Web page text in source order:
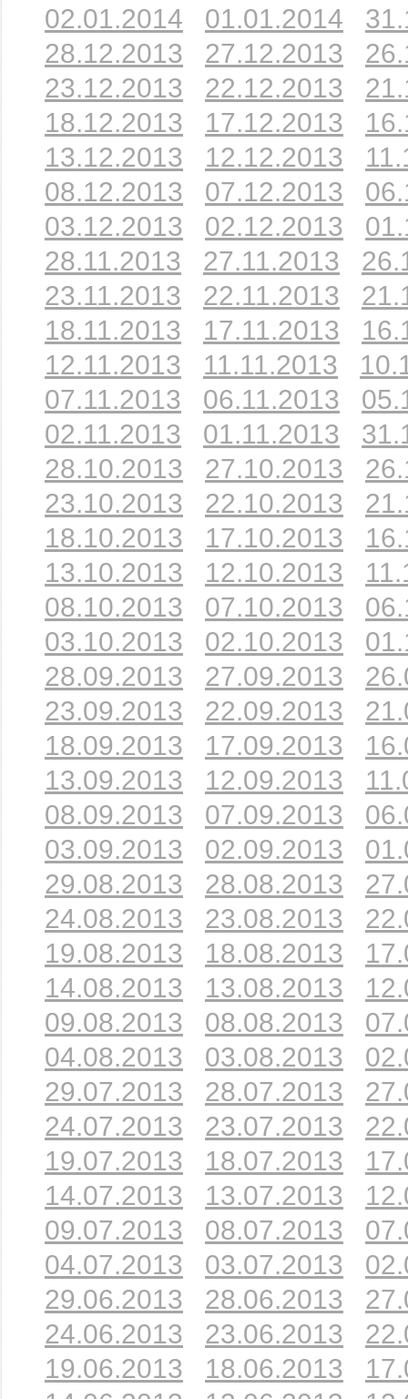
02.01.2014
01.01.2014
28.12.2013
27.12.2013
23.12.2013
22.12.2013
18.12.2013
17.12.2013
13.12.2013
12.12.2013
08.12.2013
07.12.2013
03.12.2013
02.12.2013
28.11.2013
27.11.2013
23.11.2013
22.11.2013
18.11.2013
17.11.2013
12.11.2013
11.11.2013
07.11.2013
06.11.2013
02.11.2013
01.11.2013
28.10.2013
27.10.2013
23.10.2013
22.10.2013
18.10.2013
17.10.2013
13.10.2013
12.10.2013
08.10.2013
07.10.2013
03.10.2013
02.10.2013
28.09.2013
27.09.2013
23.09.2013
22.09.2013
18.09.2013
17.09.2013
13.09.2013
12.09.2013
08.09.2013
07.09.2013
03.09.2013
02.09.2013
29.08.2013
28.08.2013
24.08.2013
23.08.2013
19.08.2013
18.08.2013
14.08.2013
13.08.2013
09.08.2013
08.08.2013
04.08.2013
03.08.2013
29.07.2013
28.07.2013
24.07.2013
23.07.2013
19.07.2013
18.07.2013
14.07.2013
13.07.2013
09.07.2013
08.07.2013
04.07.2013
03.07.2013
29.06.2013
28.06.2013
24.06.2013
23.06.2013
19.06.2013
18.06.2013